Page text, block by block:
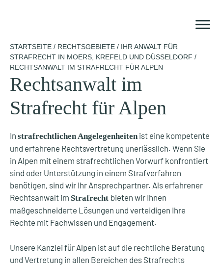
STARTSEITE / RECHTSGEBIETE / IHR ANWALT FÜR
STRAFRECHT IN MOERS, KREFELD UND DÜSSELDORF /
RECHTSANWALT IM STRAFRECHT FÜR ALPEN
Rechtsanwalt im
Strafrecht für Alpen
In strafrechtlichen Angelegenheiten ist eine kompetente
und erfahrene Rechtsvertretung unerlässlich. Wenn Sie
in Alpen mit einem strafrechtlichen Vorwurf konfrontiert
sind oder Unterstützung in einem Strafverfahren
benötigen, sind wir Ihr Ansprechpartner. Als erfahrener
Rechtsanwalt im Strafrecht bieten wir Ihnen
maßgeschneiderte Lösungen und verteidigen Ihre
Rechte mit Fachwissen und Engagement.
Unsere Kanzlei für Alpen ist auf die rechtliche Beratung
und Vertretung in allen Bereichen des Strafrechts